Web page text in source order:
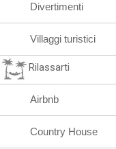
Divertimenti
Villaggi turistici
Rilassarti
Airbnb
Country House